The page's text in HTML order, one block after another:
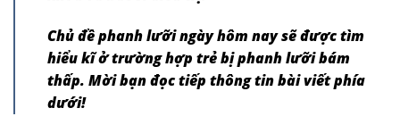
Chủ đề phanh lưỡi ngày hôm nay sẽ được tìm
hiểu kĩ ở trường hợp trẻ bị phanh lưỡi bám
thấp. Mời bạn đọc tiếp thông tin bài viết phía
dưới!